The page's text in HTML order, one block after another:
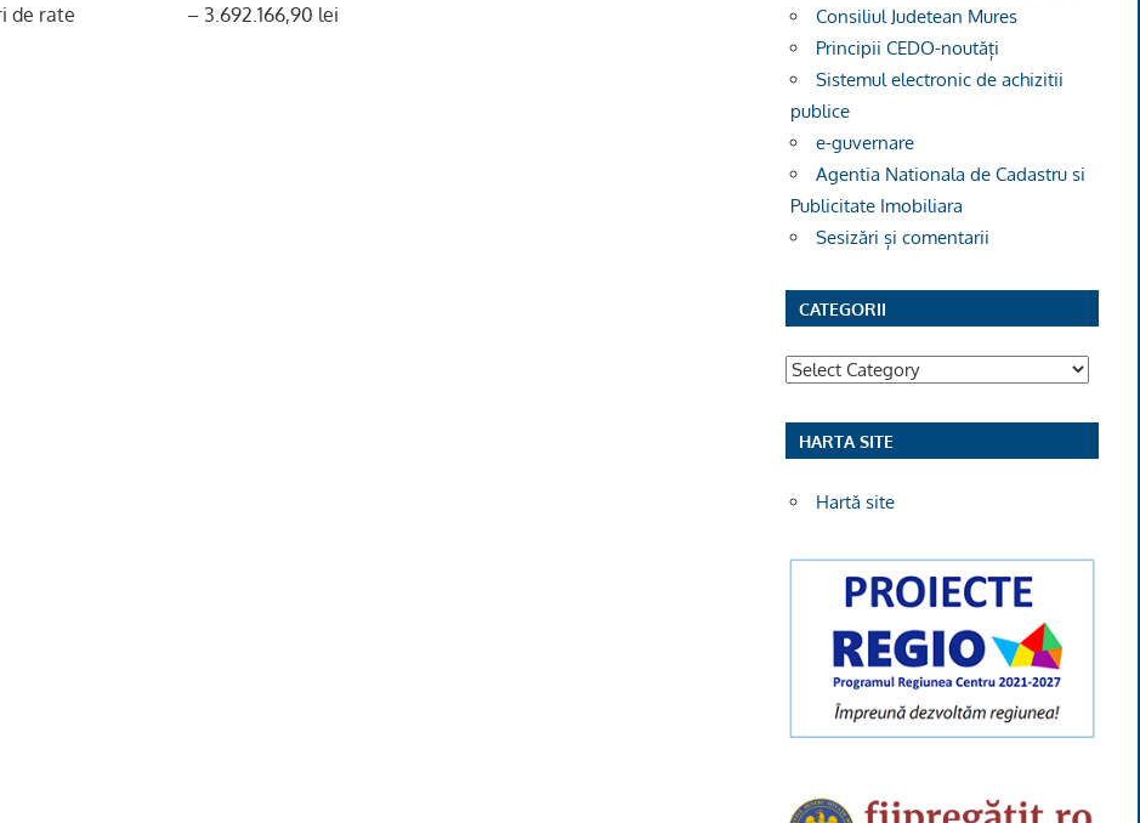
de rate – 3.692.166,90 lei
Consiliul Judetean Mures
Principii CEDO-noutăți
Sistemul electronic de achizitii
publice
e-guvernare
Agentia Nationala de Cadastru si
Publicitate Imobiliara
Sesizări și comentarii
CATEGORII
Categorii
HARTA SITE
Hartă site